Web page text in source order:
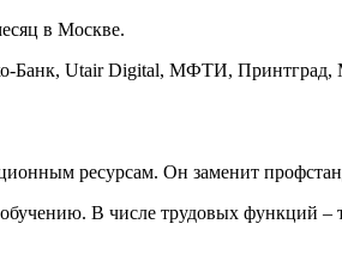
в Москве.
Банк, Utair Digital, МФТИ,
ресурсам. Он заменит
В числе трудовых функций –